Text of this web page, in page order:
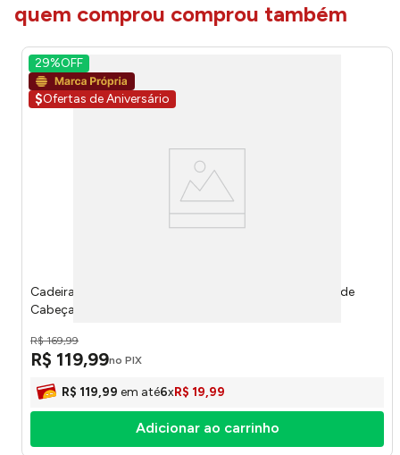
quem comprou comprou também
29%OFF
$Ofertas de Aniversário
Cadeira Espreguiçadeira Impermeável Com Almofada de
Cabeça Suporta 100kg Poliéster 152x60cm LM2160 -
R$ 169,99
R$ 119,99no PIX
R$ 119,99 em até6xR$ 19,99
Adicionar ao carrinho